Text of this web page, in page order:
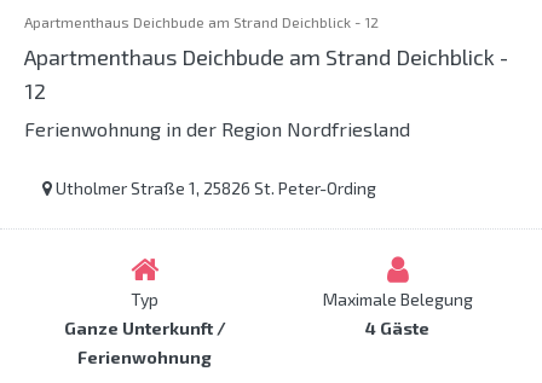
Apartmenthaus Deichbude am Strand Deichblick - 12
Apartmenthaus Deichbude am Strand Deichblick -
12
Ferienwohnung in der Region Nordfriesland
Utholmer Straße 1, 25826 St. Peter-Ording
Typ
Ganze Unterkunft /
Ferienwohnung
Maximale Belegung
4 Gäste